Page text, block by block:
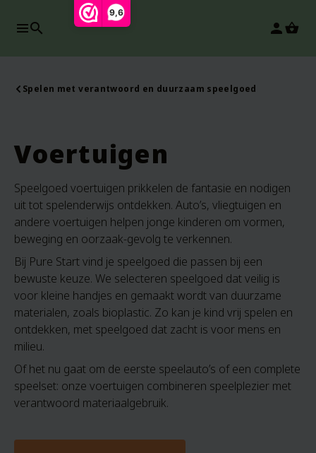
9,6
search person
Spelen met verantwoord en duurzaam speelgoed
Voertuigen
Speelgoed voertuigen prikkelen de fantasie en nodigen
uit tot spelenderwijs ontdekken. Auto’s, vliegtuigen en
andere voertuigen helpen jonge kinderen om vormen,
beweging en oorzaak-gevolg te verkennen.
Bij Pure Start vind je speelgoed die passen bij een
bewuste keuze. We selecteren speelgoed dat veilig is
voor kleine handjes en gemaakt wordt van duurzame
materialen, zoals bioplastic. Zo kan je kind vrij spelen en
ontdekken, met speelgoed dat zacht is voor mens en
milieu.
Of het nu gaat om de eerste speelauto’s of een complete
speelset: onze voertuigen combineren speelplezier met
verantwoord materiaalgebruik.